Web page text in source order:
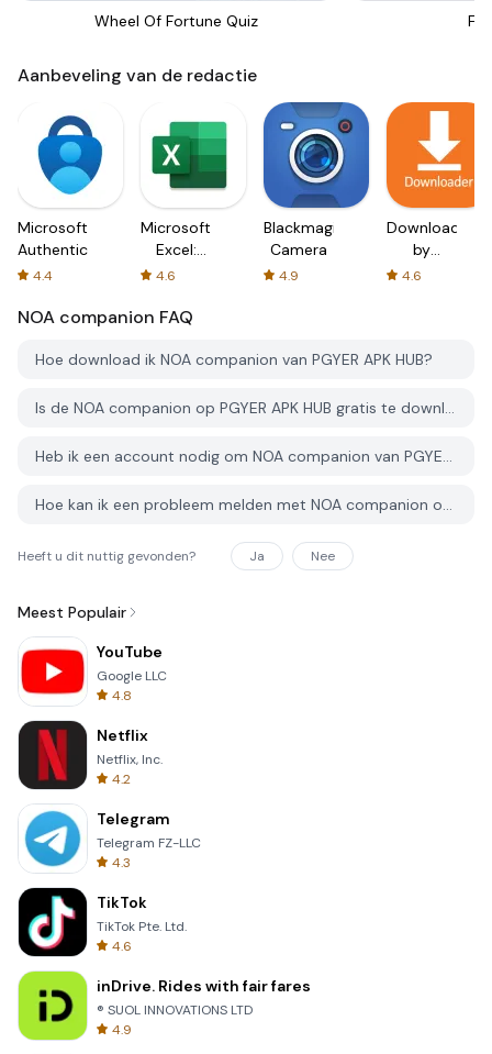
Wheel Of Fortune Quiz
Aanbeveling van de redactie
Microsoft
Authenticator
4.4
Microsoft
Excel:
Spreadsheets
4.6
Blackmagic
Camera
4.9
Downloader
by
AFTVnews
4.6
NOA companion FAQ
Hoe download ik NOA companion van PGYER APK HUB?
Is de NOA companion op PGYER APK HUB gratis te downloaden?
Heb ik een account nodig om NOA companion van PGYER APK HUB te downloaden?
Hoe kan ik een probleem melden met NOA companion op PGYER APK HUB?
Heeft u dit nuttig gevonden? Ja Nee
Meest Populair
YouTube
Google LLC
4.8
Netflix
Netflix, Inc.
4.2
Telegram
Telegram FZ-LLC
4.3
TikTok
TikTok Pte. Ltd.
4.6
inDrive. Rides with fair fares
® SUOL INNOVATIONS LTD
4.9